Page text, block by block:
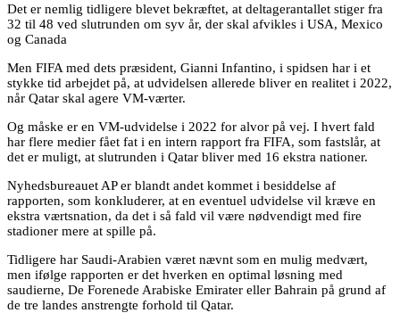
Det er nemlig tidligere blevet bekræftet, at deltagerantallet stiger fra
32 til 48 ved slutrunden om syv år, der skal afvikles i USA, Mexico
og Canada
Men FIFA med dets præsident, Gianni Infantino, i spidsen har i et
stykke tid arbejdet på, at udvidelsen allerede bliver en realitet i 2022,
når Qatar skal agere VM-værter.
Og måske er en VM-udvidelse i 2022 for alvor på vej. I hvert fald
har flere medier fået fat i en intern rapport fra FIFA, som fastslår, at
det er muligt, at slutrunden i Qatar bliver med 16 ekstra nationer.
Nyhedsbureauet AP er blandt andet kommet i besiddelse af
rapporten, som konkluderer, at en eventuel udvidelse vil kræve en
ekstra værtsnation, da det i så fald vil være nødvendigt med fire
stadioner mere at spille på.
Tidligere har Saudi-Arabien været nævnt som en mulig medvært,
men ifølge rapporten er det hverken en optimal løsning med
saudierne, De Forenede Arabiske Emirater eller Bahrain på grund af
de tre landes anstrengte forhold til Qatar.